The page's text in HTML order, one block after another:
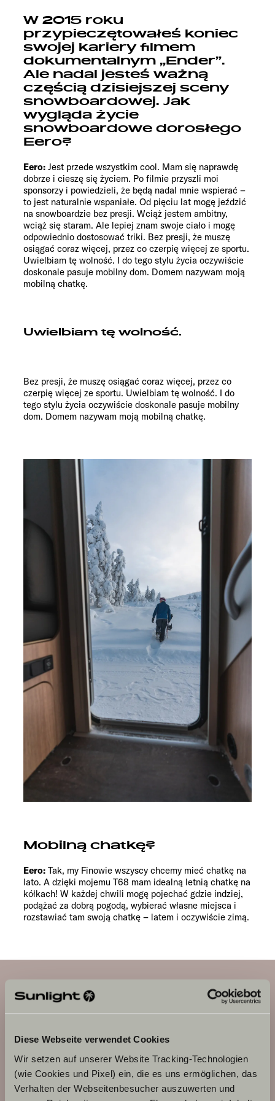
Diese Webseite verwendet Cookies
Wir setzen auf unserer Website Tracking-Technologien
(wie Cookies und Pixel) ein, die es uns ermöglichen, das
Verhalten der Webseitenbesucher auszuwerten und
W 2015 roku
przypieczętowałeś koniec
swojej kariery filmem
dokumentalnym „Ender”.
Ale nadal jesteś ważną
częścią dzisiejszej sceny
snowboardowej. Jak
wygląda życie
snowboardowe dorosłego
Eero?
Eero: Jest przede wszystkim cool. Mam się naprawdę
dobrze i cieszę się życiem. Po filmie przyszli moi
sponsorzy i powiedzieli, że będą nadal mnie wspierać –
to jest naturalnie wspaniałe. Od pięciu lat mogę jeździć
na snowboardzie bez presji. Wciąż jestem ambitny,
wciąż się staram. Ale lepiej znam swoje ciało i mogę
odpowiednio dostosować triki. Bez presji, że muszę
osiągać coraz więcej, przez co czerpię więcej ze sportu.
Uwielbiam tę wolność. I do tego stylu życia oczywiście
doskonale pasuje mobilny dom. Domem nazywam moją
mobilną chatkę.
Bez presji, że muszę osiągać coraz więcej, przez co
czerpię więcej ze sportu. Uwielbiam tę wolność. I do
tego stylu życia oczywiście doskonale pasuje mobilny
dom. Domem nazywam moją mobilną chatkę.
Uwielbiam tę wolność.
Mobilną chatkę?
Eero: Tak, my Finowie wszyscy chcemy mieć chatkę na
lato. A dzięki mojemu T68 mam idealną letnią chatkę na
kółkach! W każdej chwili mogę pojechać gdzie indziej,
podążać za dobrą pogodą, wybierać własne miejsca i
rozstawiać tam swoją chatkę – latem i oczywiście zimą.
T 68 Adventure